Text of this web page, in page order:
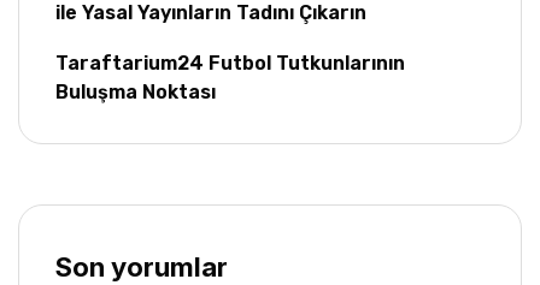
ile Yasal Yayınların Tadını Çıkarın
Taraftarium24 Futbol Tutkunlarının
Buluşma Noktası
Son yorumlar